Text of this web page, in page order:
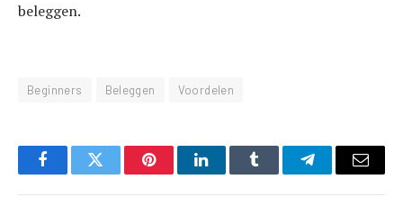
beleggen.
Beginners Beleggen Voordelen
FacebookTwitter PinterestLinkedInTumblr TelegramEmail